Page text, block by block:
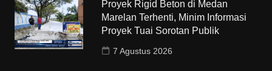
Proyek Rigid Beton di Medan
Marelan Terhenti, Minim Informasi
Proyek Tuai Sorotan Publik
7 Agustus 2026